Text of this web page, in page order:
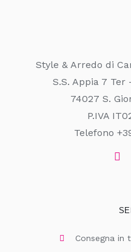
Style & Arredo di
S.S. Appia 7
74027 S.
P.IVA
Telefono
Consegna in